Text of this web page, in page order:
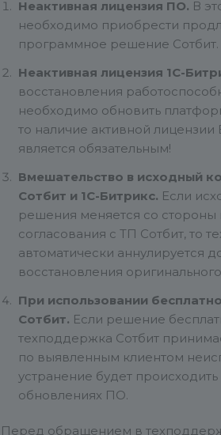
Неактивная лицензия ПО. В
необходимо приобрести
программное решение Сотбит.
Неактивная лицензия 1С-
восстановления
необходимо обновить
то наличие активной лицензии
является обязательным!
Вмешательство в исходный
Сотбит и 1С-Битрикс. Если
решения меняется со стороны
согласования с ТП Сотбит, то
автоматически аннулируется
восстановления
При использовании
Сотбит. Если решение
техподдержка Сотбит
по выявленным клиентом
устранение будет
обновлениях ПО.
Перед обращением в